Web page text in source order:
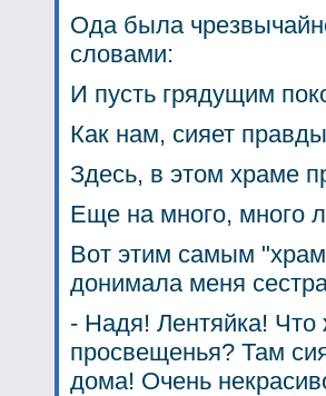
Ода была
словами:
И пусть грядущим
Как нам, сияет
Здесь, в этом храме
Еще на много, много
Вот этим самым
донимала меня
- Надя! Лентяйка!
просвещенья? Там
дома! Очень